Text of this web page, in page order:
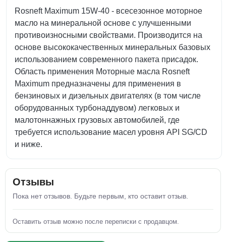
Rosneft Maximum 15W-40 - всесезонное моторное
масло на минеральной основе с улучшенными
противоизносными свойствами. Производится на
основе высококачественных минеральных базовых
использованием современного пакета присадок.
Область применения Моторные масла Rosneft
Maximum предназначены для применения в
бензиновых и дизельных двигателях (в том числе
оборудованных турбонаддувом) легковых и
малотоннажных грузовых автомобилей, где
требуется использование масел уровня API SG/CD
и ниже.
Отзывы
Пока нет отзывов. Будьте первым, кто оставит отзыв.
Оставить отзыв можно после переписки с продавцом.